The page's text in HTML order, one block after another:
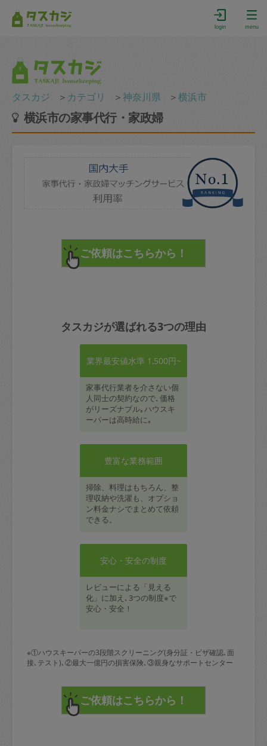
login menu
タスカジ ＞ カテゴリ ＞神奈川県 ＞横浜市
横浜市の家事代行・家政婦
タスカジが選ばれる3つの理由
業界最安値水準 1,500円~
家事代行業者を介さない個
人同士の契約なので､価格
がリーズナブル｡ハウスキ
ーパーは高時給に｡
豊富な業務範囲
掃除、料理はもちろん、整
理収納や洗濯も、オプショ
ン料金ナシでまとめて依頼
できる。
安心・安全の制度
レビューによる「見える
化」に加え､3つの制度※で
安心・安全！
※①ハウスキーパーの3段階スクリーニング(身分証・ビザ確認､面
接､テスト)､②最大一億円の損害保険､③親身なサポートセンター